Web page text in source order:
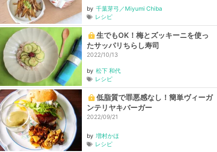
by 千葉芽弓／Miyumi Chiba
レシピ
生でもOK！梅とズッキーニを使っ
たサッパリちらし寿司
2022/10/13
by 松下 和代
レシピ
低脂質で罪悪感なし！簡単ヴィーガ
ンテリヤキバーガー
2022/09/21
by 増村かほ
レシピ